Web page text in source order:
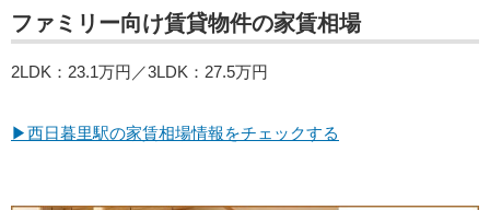
ファミリー向け賃貸物件の家賃相場
2LDK：23.1万円／3LDK：27.5万円
▶西日暮里駅の家賃相場情報をチェックする